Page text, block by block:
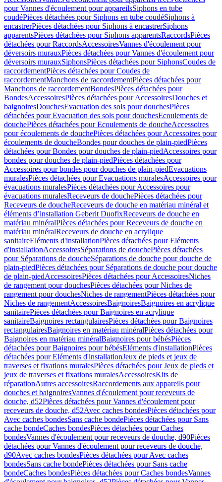
pour Vannes d'écoulement pour appareilsSiphons en tube
coudéPièces détachées pour Siphons en tube coudéSiphons à
encastrerPièces détachées pour Siphons à encastrerSiphons
apparentsPièces détachées pour Siphons apparentsRaccordsPièces
détachées pour RaccordsAccessoiresVannes d'écoulement pour
déversoirs murauxPièces détachées pour Vannes d'écoulement pour
déversoirs murauxSiphonsPièces détachées pour SiphonsCoudes de
raccordementPièces détachées pour Coudes de
raccordementManchons de raccordementPièces détachées pour
Manchons de raccordementBondesPièces détachées pour
BondesAccessoiresPièces détachées pour AccessoiresDouches et
baignoiresDouchesEvacuation des sols pour douchesPièces
détachées pour Evacuation des sols pour douchesEcoulements de
douchePièces détachées pour Ecoulements de doucheAccessoires
pour écoulements de douchePièces détachées pour Accessoires pour
écoulements de doucheBondes pour douches de plain-piedPièces
détachées pour Bondes pour douches de plain-piedAccessoires pour
bondes pour douches de plain-piedPièces détachées pour
Accessoires pour bondes pour douches de plain-piedEvacuations
muralesPièces détachées pour Evacuations muralesAccessoires pour
évacuations muralesPièces détachées pour Accessoires pour
évacuations muralesReceveurs de douchePièces détachées pour
Receveurs de doucheReceveurs de douche en matériau minéral et
éléments d’installation Geberit DuofixReceveurs de douche en
matériau minéralPièces détachées pour Receveurs de douche en
matériau minéralReceveurs de douche en acrylique
sanitaireEléments d'installationPièces détachées pour Eléments
d'installationAccessoiresSéparations de douchePièces détachées
pour Séparations de doucheSéparations de douche pour douche de
plain-piedPièces détachées pour Séparations de douche pour douche
de plain-piedAccessoiresPièces détachées pour AccessoiresNiches
de rangement pour douchesPièces détachées pour Niches de
rangement pour douchesNiches de rangementPièces détachées pour
Niches de rangementAccessoiresBaignoiresBaignoires en acrylique
sanitairePièces détachées pour Baignoires en acrylique
sanitaireBaignoires rectangulairesPièces détachées pour Baignoires
rectangulairesBaignoires en matériau minéralPièces détachées pour
Baignoires en matériau minéralBaignoires pour bébésPièces
détachées pour Baignoires pour bébésEléments d'installationPièces
détachées pour Eléments d'installationJeux de pieds et jeux de
traverses et fixations muralesPièces détachées pour Jeux de pieds et
jeux de traverses et fixations muralesAccessoiresKits de
réparationAutres accessoiresRaccordements aux appareils pour
douches et baignoiresVannes d'écoulement pour receveurs de
douche, d52Pièces détachées pour Vannes d'écoulement pour
receveurs de douche, d52Avec caches bondesPièces détachées pour
Avec caches bondesSans cache bondePièces détachées pour Sans
cache bondeCaches bondesPièces détachées pour Caches
bondesVannes d'écoulement pour receveurs de douche, d90Pièces
détachées pour Vannes d'écoulement pour receveurs de douche,
d90Avec caches bondesPièces détachées pour Avec caches
bondesSans cache bondePièces détachées pour Sans cache
bondeCaches bondesPièces détachées pour Caches bondesVannes